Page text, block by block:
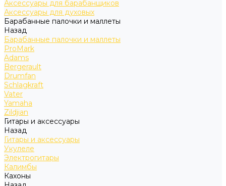
Аксессуары для барабанщиков
Аксессуары для духовых
Барабанные палочки и маллеты
Назад
Барабанные палочки и маллеты
ProMark
Adams
Bergerault
Drumfan
Schlagkraft
Vater
Yamaha
Zildjian
Гитары и аксессуары
Назад
Гитары и аксессуары
Укулеле
Электрогитары
Калимбы
Кахоны